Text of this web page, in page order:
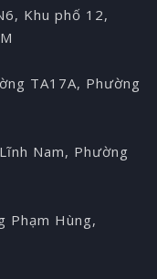
Khu phố 12,
TA17A, Phường
Nam, Phường
Phạm Hùng,